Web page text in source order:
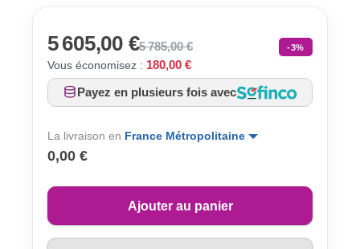
5 605,00 €5 785,00 € -3%
Vous économisez : 180,00 €
Payez en plusieurs fois avec
La livraison en France Métropolitaine
0,00 €
Ajouter au panier